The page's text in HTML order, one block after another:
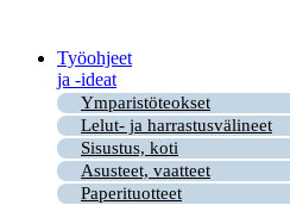
Työohjeet
ja -ideat
Ymparistöteokset
Lelut- ja harrastusvälineet
Sisustus, koti
Asusteet, vaatteet
Paperituotteet